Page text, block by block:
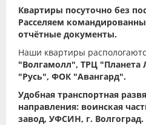
Квартиры посуточно без
Расселяем
отчётные документы.
Наши квартиры
"Волгамолл", ТРЦ "Планета
"Русь", ФОК "Авангард".
Удобная транспортная
направления: воинская
завод, УФСИН, г. Волгоград.